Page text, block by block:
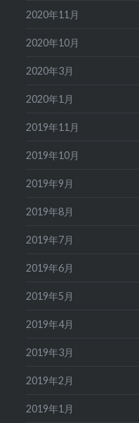
2020年11月
2020年10月
2020年3月
2020年1月
2019年11月
2019年10月
2019年9月
2019年8月
2019年7月
2019年6月
2019年5月
2019年4月
2019年3月
2019年2月
2019年1月